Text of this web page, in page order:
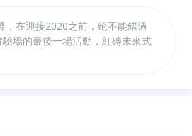
，在迎接2020之前，絕不能錯過
場的最後一場活動，紅磚未來式